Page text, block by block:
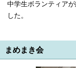
中学生ボランティア
した。
まめまき会